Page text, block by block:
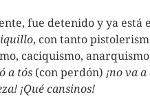
fue detenido y ya está
, con tanto
caciquismo,
a tós(con perdón) ¡no va
¡Qué cansinos!